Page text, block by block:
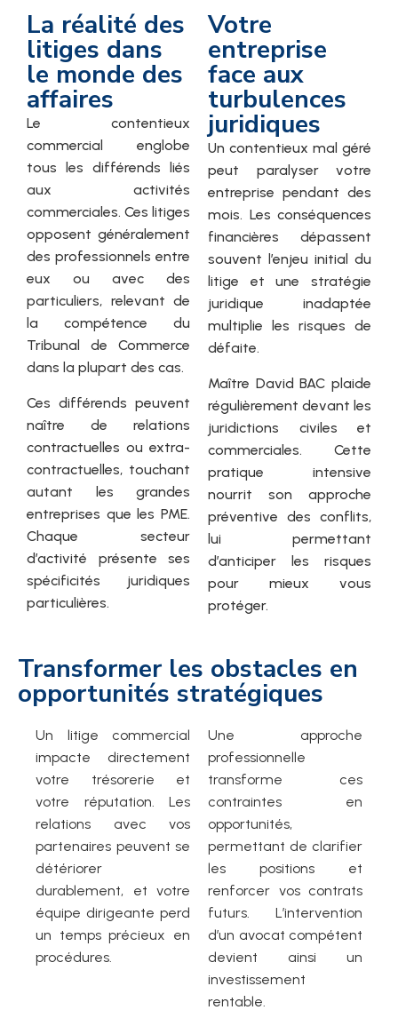
La réalité des
litiges dans
le monde des
affaires
Le contentieux
commercial englobe
tous les différends liés
aux activités
commerciales. Ces litiges
opposent généralement
des professionnels entre
eux ou avec des
particuliers, relevant de
la compétence du
Tribunal de Commerce
dans la plupart des cas.
Ces différends peuvent
naître de relations
contractuelles ou extra-
contractuelles, touchant
autant les grandes
entreprises que les PME.
Chaque secteur
d’activité présente ses
spécificités juridiques
particulières.
Votre
entreprise
face aux
turbulences
juridiques
Un contentieux mal géré
peut paralyser votre
entreprise pendant des
mois. Les conséquences
financières dépassent
souvent l’enjeu initial du
litige et une stratégie
juridique inadaptée
multiplie les risques de
défaite.
Maître David BAC plaide
régulièrement devant les
juridictions civiles et
commerciales. Cette
pratique intensive
nourrit son approche
préventive des conflits,
lui permettant
d’anticiper les risques
pour mieux vous
protéger.
Transformer les obstacles en
opportunités stratégiques
Un litige commercial
impacte directement
votre trésorerie et
votre réputation. Les
relations avec vos
partenaires peuvent se
détériorer
durablement, et votre
équipe dirigeante perd
un temps précieux en
procédures.
Une approche
professionnelle
transforme ces
contraintes en
opportunités,
permettant de clarifier
les positions et
renforcer vos contrats
futurs. L’intervention
d’un avocat compétent
devient ainsi un
investissement
rentable.